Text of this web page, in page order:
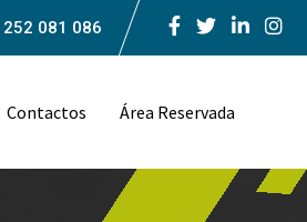
252 081 086
Contactos Área Reservada